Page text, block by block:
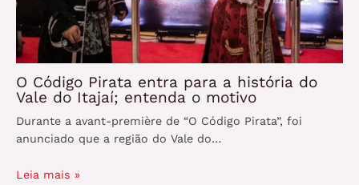
O Código Pirata entra para a história do
Vale do Itajaí; entenda o motivo
Durante a avant-première de “O Código Pirata”, foi
anunciado que a região do Vale do…
Leia mais »